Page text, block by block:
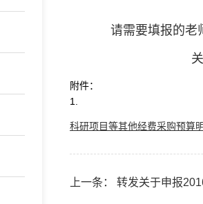
请需要填报的老
附件：
1.
科研项目等其他经费采购预算
上一条： 转发关于申报